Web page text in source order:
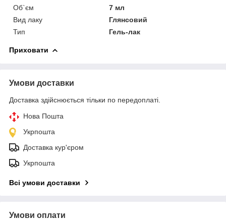
Об`єм
7 мл
Вид лаку
Глянсовий
Тип
Гель-лак
Приховати
Умови доставки
Доставка здійснюється тільки по передоплаті.
Нова Пошта
Укрпошта
Доставка кур'єром
Укрпошта
Всі умови доставки
Умови оплати